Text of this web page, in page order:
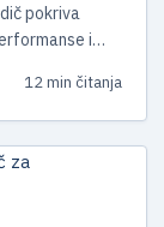
pokriva
i
12 min čitanja